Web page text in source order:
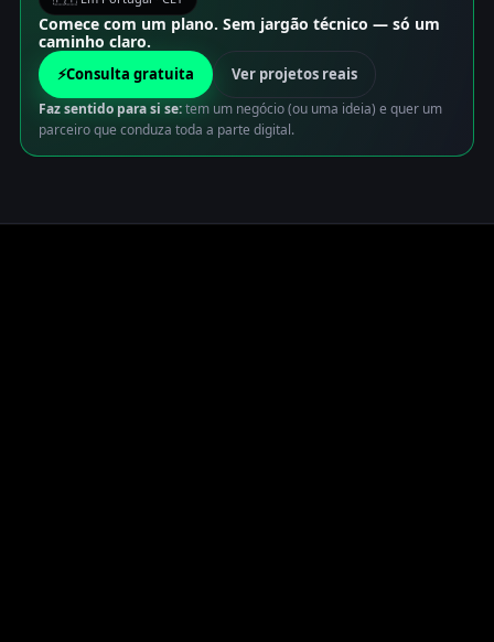
Comece com um plano. Sem jargão técnico — só um
caminho claro.
⚡Consulta gratuita Ver projetos reais
Faz sentido para si se:tem um negócio (ou uma ideia) e quer um
parceiro que conduza toda a parte digital.